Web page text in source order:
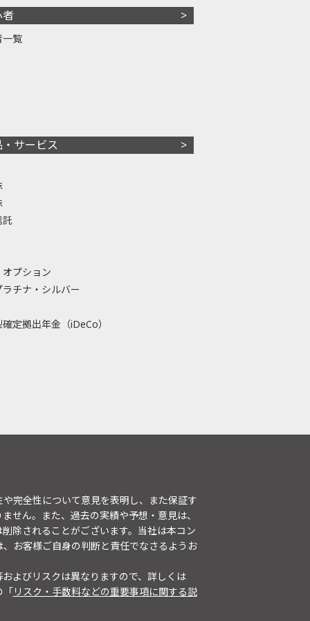
一覧
サービス
託
プション
ラチナ・シルバー
定拠出年金（iDeCo）
完全性について意見を表明し、また保証す
せん。また、過去の実績や予想・意見は、
除されることがございます。当社は本コン
お客様ご自身の判断と責任でなさるようお
よびリスクは異なりますので、詳しくは
「リスク・手数料などの重要事項に関する説